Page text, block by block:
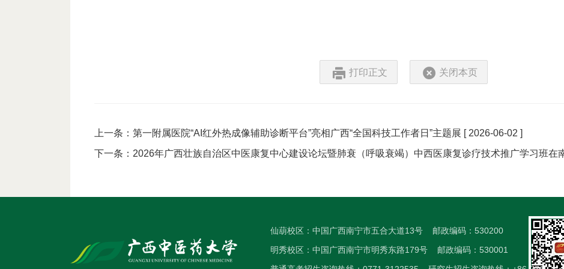
打印正文 关闭本页
上一条： 第一附属医院“AI红外热成像辅助诊断平台”亮相广西“全国科技工作者日”主题展 [ 2026-06-02 ]
下一条： 2026年广西壮族自治区中医康复中心建设论坛暨肺衰（呼吸衰竭）中西医康复诊疗技术推广学习班在
仙葫校区：中国广西南宁市五合大道13号
邮政编码：530200
明秀校区：中国广西南宁市明秀东路179号
邮政编码：530001